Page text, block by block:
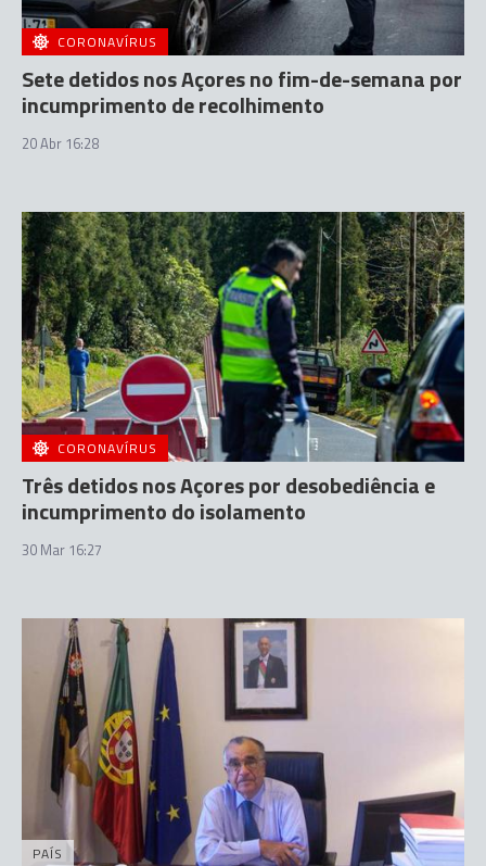
CORONAVÍRUS
Sete detidos nos Açores no fim-de-semana por
incumprimento de recolhimento
20 Abr 16:28
CORONAVÍRUS
Três detidos nos Açores por desobediência e
incumprimento do isolamento
30 Mar 16:27
PAÍS